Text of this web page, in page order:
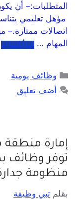
المتطلبات:– أن
مؤهل تعليمي
اتصالات ممتازة.–
المهام … اقرأ المزيد
وظائف يومية
أضف تعليق
إمارة
توفر وظائف
منظومة
بقلم تبي وظيفة